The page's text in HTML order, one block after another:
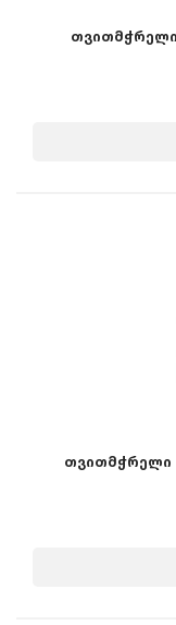
თვითმჭრელი
თვითმჭრელი